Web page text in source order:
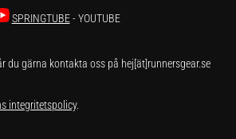
SPRINGTUBE- YOUTUBE
du gärna kontakta oss på hej[ät]runnersgear.se
integritetspolicy.